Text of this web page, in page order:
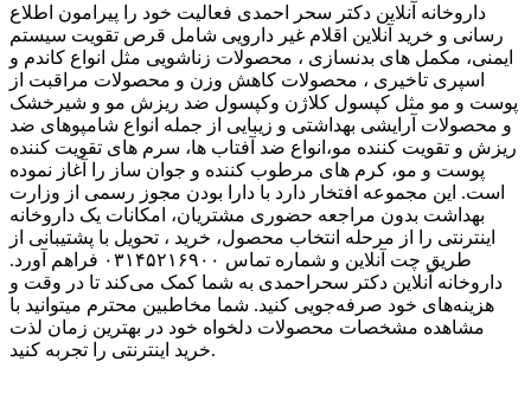
داروخانه آنلاین دکتر سحر احمدی فعالیت خود را پیرامون اطلاع
رسانی و خرید آنلاین اقلام غیر دارویی شامل قرص تقویت سیستم
ایمنی، مکمل های بدنسازی ، محصولات زناشویی مثل انواع کاندم و
اسپری تاخیری ، محصولات کاهش وزن و محصولات مراقبت از
پوست و مو مثل کپسول کلاژن وکپسول ضد ریزش مو و شیرخشک
و محصولات آرایشی بهداشتی و زیبایی از جمله انواع شامپوهای ضد
ریزش و تقویت کننده مو،انواع ضد آفتاب ها، سرم های تقویت کننده
پوست و مو، کرم های مرطوب کننده و جوان ساز را آغاز نموده
است. این مجموعه افتخار دارد با دارا بودن مجوز رسمی از وزارت
بهداشت بدون مراجعه حضوری مشتریان، امکانات یک داروخانه
اینترنتی را از مرحله انتخاب محصول، خرید ، تحویل با پشتیبانی از
طریق چت آنلاین و شماره تماس ۰۳۱۴۵۲۱۶۹۰۰ فراهم آورد.
داروخانه آنلاین دکتر سحراحمدی به شما کمک می‌کند تا در وقت و
هزینه‌های خود صرفه‌جویی کنید. شما مخاطبین محترم میتوانید با
مشاهده مشخصات محصولات دلخواه خود در بهترین زمان لذت
خرید اینترنتی را تجربه کنید.